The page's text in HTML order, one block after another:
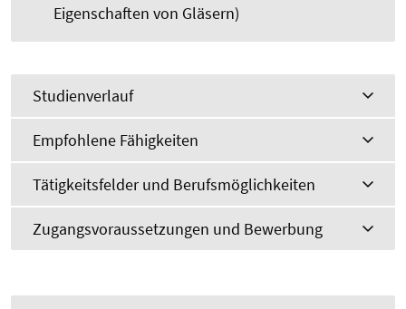
Eigenschaften von Gläsern)
Studienverlauf
Empfohlene Fähigkeiten
Tätigkeitsfelder und Berufsmöglichkeiten
Zugangsvoraussetzungen und Bewerbung